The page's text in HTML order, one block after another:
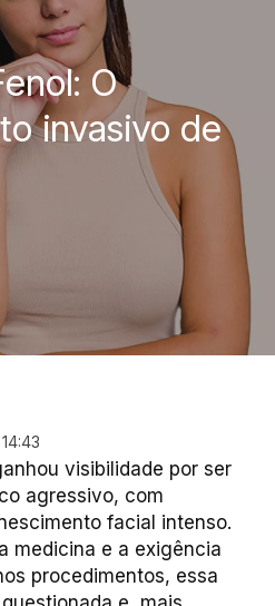
O
invasivo de
visibilidade por ser
agressivo, com
facial intenso.
medicina e a exigência
procedimentos, essa